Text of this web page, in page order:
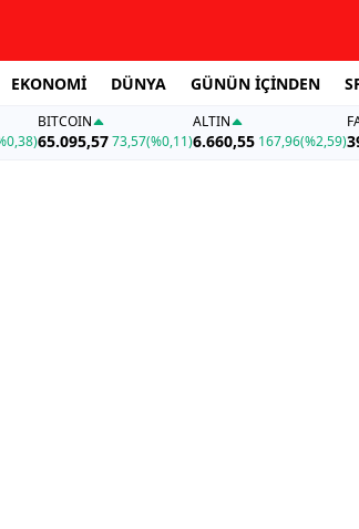
EKONOMİ DÜNYA GÜNÜN İÇİNDEN
BITCOIN
65.095,5773,57(%0,11)
ALTIN
6.660,55 167,96(%2,59)